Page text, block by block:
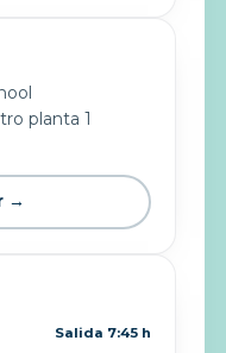
planta 1
→
Salida 7:45 h